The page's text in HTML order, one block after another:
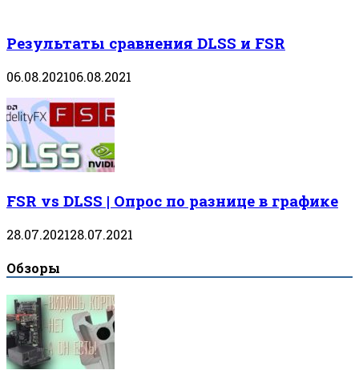
Результаты сравнения DLSS и FSR
06.08.202106.08.2021
FSR vs DLSS | Опрос по разнице в графике
28.07.202128.07.2021
Обзоры